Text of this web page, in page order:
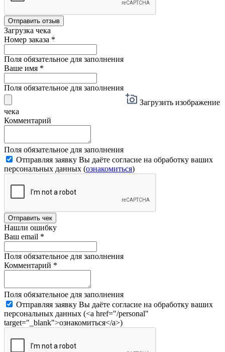
Отправить отзыв
Загрузка чека
Номер заказа *
Поля обязательное для заполнения
Ваше имя *
Поля обязательное для заполнения
Загрузить изображение
чека
Комментарий
Поля обязательное для заполнения
Отправляя заявку Вы даёте согласие на обработку ваших
персональных данных (ознакомиться)
Отправить чек
Нашли ошибку
Ваш email *
Поля обязательное для заполнения
Комментарий *
Поля обязательное для заполнения
Отправляя заявку Вы даёте согласие на обработку ваших
персональных данных (<a href="/personal"
target="_blank">ознакомиться</a>)